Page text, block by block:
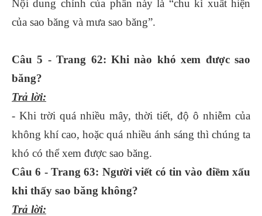
Nội dung chính của phần này là “chu kì xuất hiện
của sao băng và mưa sao băng”.
Câu 5 - Trang 62: Khi nào khó xem được sao
băng?
Trả lời:
- Khi trời quá nhiều mây, thời tiết, độ ô nhiễm của
không khí cao, hoặc quá nhiều ánh sáng thì chúng ta
khó có thể xem được sao băng.
Câu 6 - Trang 63: Người viết có tin vào điềm xấu
khi thấy sao băng không?
Trả lời: